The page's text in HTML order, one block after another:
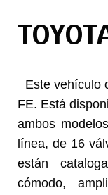
Este vehículo
FE. Está
ambos
línea, de 16
están
cómodo,